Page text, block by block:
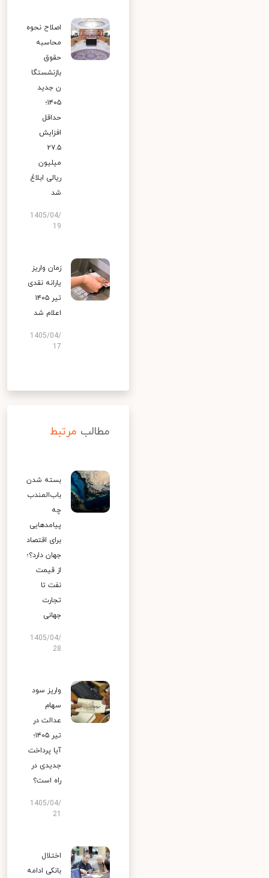
اصلاح نحوه
محاسبه
حقوق
بازنشستگا
ن جدید
۱۴۰۵؛
حداقل
افزایش
۲۷.۵
میلیون
ریالی ابلاغ
شد
1405/04/
19
زمان واریز
یارانه نقدی
تیر ۱۴۰۵
اعلام شد
1405/04/
17
مطالب مرتبط
بسته شدن
باب‌المندب
چه
پیامدهایی
برای اقتصاد
جهان دارد؟؛
از قیمت
نفت تا
تجارت
جهانی
1405/04/
28
واریز سود
سهام
عدالت در
تیر ۱۴۰۵؛
آیا پرداخت
جدیدی در
راه است؟
1405/04/
اختلال
بانکی ادامه